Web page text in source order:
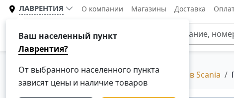
ЛАВРЕНТИЯ
Ваш населенный пункт
Лаврентия?
От выбранного населенного пункта
зависят цены и наличие товаров
О компании Магазины Доставка
Каталог
Главная Каталог Двигатели для грузовиков Scania